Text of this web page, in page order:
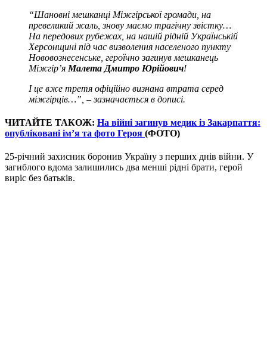
“Шановні мешканці Міжгірської громади, на
превеликий жаль, знову маємо трагічну звістку…
На передових рубежах, на нашій рідній Українській
Херсонщині під час визволення населеного пункту
Нововознесенське, героїчно загинув мешканець
Міжгір’я Малета Дмитро Юрійович!
І це вже третя офіційно визнана втрата серед
міжгірців…”, – зазначається в дописі.
ЧИТАЙТЕ ТАКОЖ: На війні загинув медик із Закарпаття:
опубліковані ім’я та фото Героя (ФОТО)
25-річний захисник боронив Україну з перших днів війни. У
загиблого вдома залишились два менші рідні брати, герой
виріс без батьків.